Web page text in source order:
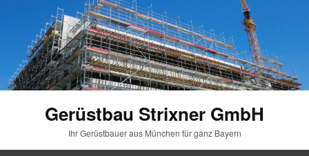
Gerüstbau Strixner GmbH
Ihr Gerüstbauer aus München für ganz Bayern